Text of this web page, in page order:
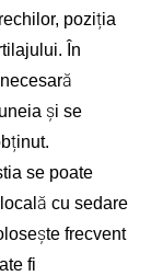
poziția
În
și se
se poate
cu sedare
frecvent
fi